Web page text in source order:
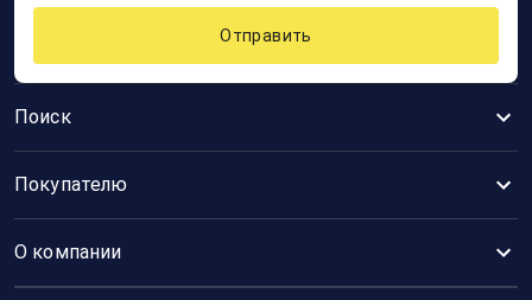
Поиск
Покупателю
О компании
Отправить